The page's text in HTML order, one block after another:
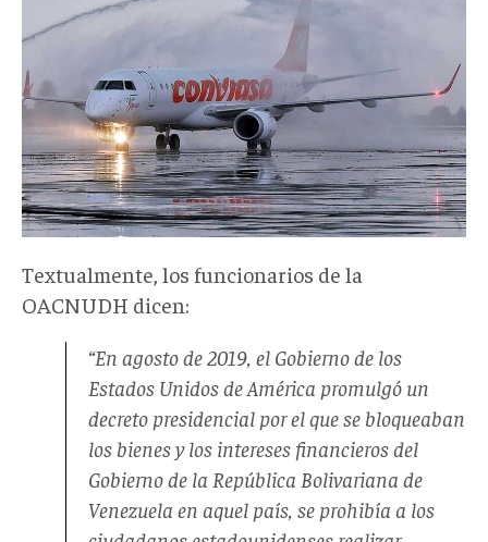
Textualmente, los funcionarios de la
OACNUDH dicen:
“En agosto de 2019, el Gobierno de los
Estados Unidos de América promulgó un
decreto presidencial por el que se bloqueaban
los bienes y los intereses financieros del
Gobierno de la República Bolivariana de
Venezuela en aquel país, se prohibía a los